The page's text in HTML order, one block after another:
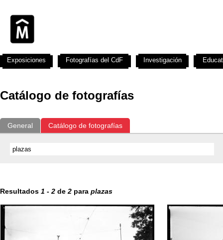
Catálogo de fotografías
General Catálogo de fotografías
Resultados 1 - 2 de 2 para plazas
Exposiciones Fotografías del CdF Investigación